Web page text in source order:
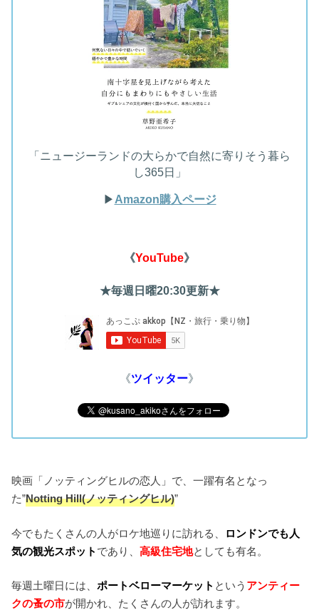
「ニュージーランドの大らかで自然に寄りそう暮ら
し365日」
▶︎Amazon購入ページ
《YouTube》
★毎週日曜20:30更新★
《ツイッター》
映画「ノッティングヒルの恋人」で、一躍有名となっ
た”Notting Hill(ノッティングヒル)”
今でもたくさんの人がロケ地巡りに訪れる、 ロンドンでも人
気の観光スポット であり、高級住宅地としても有名。
毎週土曜日には、ポートベローマーケット という アンティー
クの蚤の市が開かれ、たくさんの人が訪れます。